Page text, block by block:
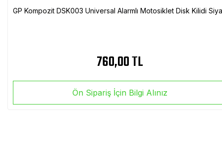
GP Kompozit DSK003 Universal Alarmlı Motosiklet Disk Kilidi
760,00 TL
Ön Sipariş İçin Bilgi Alınız